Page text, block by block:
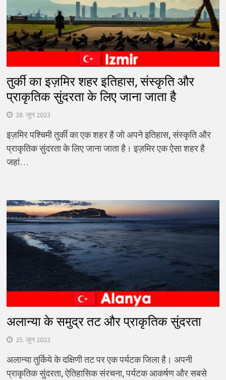
तुर्की का इज़मिर शहर इतिहास, संस्कृति और
प्राकृतिक सुंदरता के लिए जाना जाता है
28. जून 2023
इज़मिर पश्चिमी तुर्की का एक शहर है जो अपने इतिहास, संस्कृति और
प्राकृतिक सुंदरता के लिए जाना जाता है। इज़मिर एक ऐसा शहर है
जहां…
अलान्या के समुद्र तट और प्राकृतिक सुंदरता
25. जून 2023
अलान्या तुर्किये के दक्षिणी तट पर एक पर्यटक जिला है। अपनी
प्राकृतिक सुंदरता, ऐतिहासिक संरचना, पर्यटक आकर्षण और सबसे